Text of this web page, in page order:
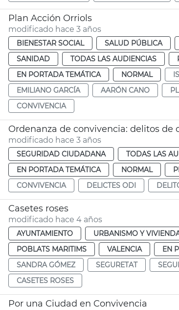
Plan Acción Orriols
modificado hace 3 años
BIENESTAR SOCIAL SALUD PÚBLICA
SANIDAD
TODAS LAS AUDIENCIAS
EN PORTADA TEMÁTICA
NORMAL
EMILIANO GARCÍA
AARÓN CANO
CONVIVENCIA
Ordenanza de convivencia: delitos de
modificado hace 3 años
SEGURIDAD CIUDADANA TODAS LAS
EN PORTADA TEMÁTICA
NORMAL
CONVIVENCIA
DELICTES ODI
Casetes roses
modificado hace 4 años
AYUNTAMIENTO URBANISMO Y
POBLATS MARITIMS
VALENCIA EN
SANDRA GÓMEZ
SEGURETAT
CASETES ROSES
Por una Ciudad en Convivencia